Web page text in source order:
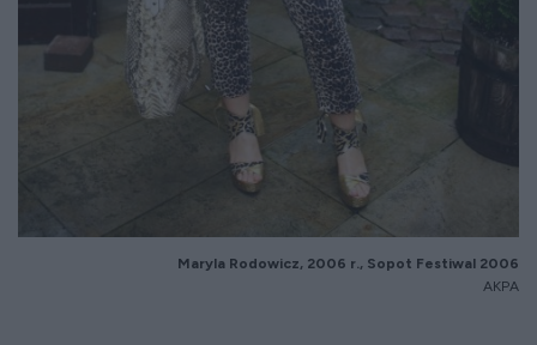
Maryla Rodowicz, 2006 r., Sopot Festiwal 2006
AKPA